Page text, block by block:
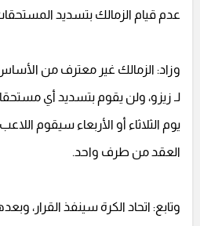
عدم قيام الزمالك بتسديد
وزاد: الزمالك غير معترف من
لـ زيزو، ولن يقوم بتسديد أي
يوم الثلاثاء أو الأربعاء سيقوم
العقد من طرف واحد.
وتابع: اتحاد الكرة سينفذ القرار،